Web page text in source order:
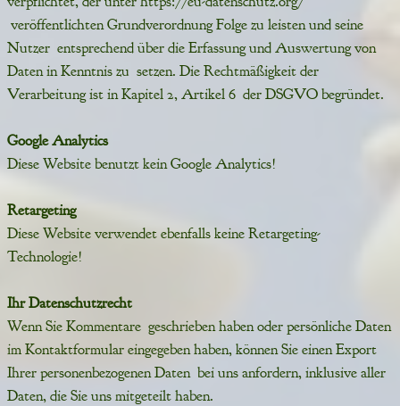
veröffentlichten Grundverordnung Folge zu leisten und seine
Nutzer entsprechend über die Erfassung und Auswertung von
Daten in Kenntnis zu setzen. Die Rechtmäßigkeit der
Verarbeitung ist in Kapitel 2, Artikel 6 der DSGVO begründet.
Google Analytics
Diese Website benutzt kein Google Analytics!
Retargeting
Diese Website verwendet ebenfalls keine Retargeting-
Technologie!
Ihr Datenschutzrecht
Wenn Sie Kommentare geschrieben haben oder persönliche Daten
im Kontaktformular eingegeben haben, können Sie einen Export
Ihrer personenbezogenen Daten bei uns anfordern, inklusive aller
Daten, die Sie uns mitgeteilt haben.